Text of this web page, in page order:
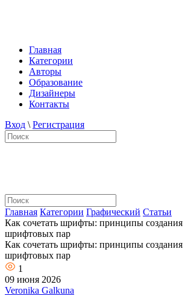
Главная
Категории
Авторы
Образование
Дизайнеры
Контакты
Вход \ Регистрация
Главная Категории Графический Статьи
Как сочетать шрифты: принципы
шрифтовых пар
Как сочетать шрифты: принципы
шрифтовых пар
1
09 июня 2026
Veronika Galkuna